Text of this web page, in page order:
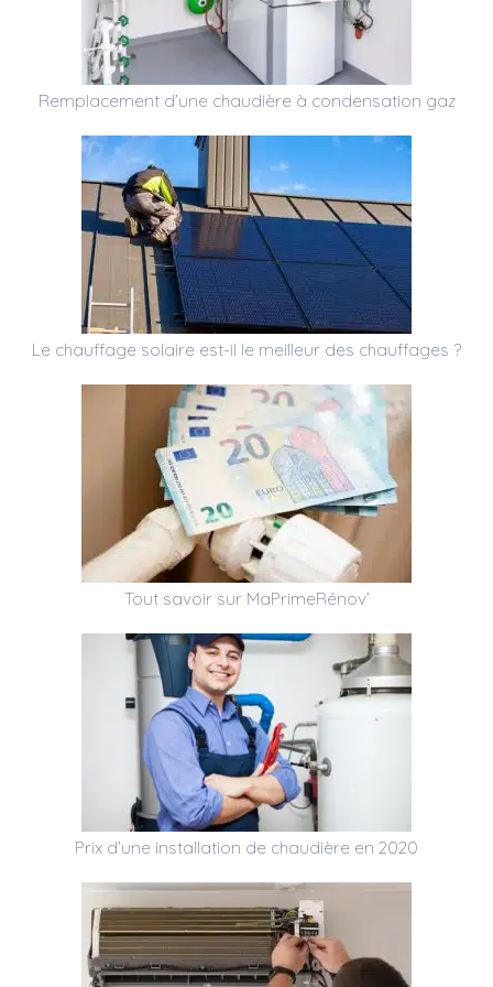
Remplacement d’une chaudière à condensation gaz
Le chauffage solaire est-il le meilleur des chauffages ?
Tout savoir sur MaPrimeRénov’
Prix d’une installation de chaudière en 2020